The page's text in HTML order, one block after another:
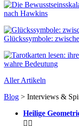
nach Hawkins
Glückssymbole:
wahre Bedeutung
Aller Artikeln
Blog > Interviews &
Heilige
 